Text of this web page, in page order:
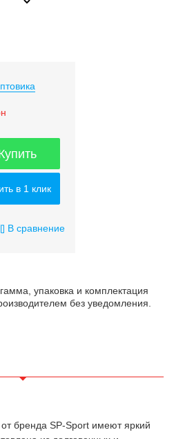
в 1 клик
В сравнение
упаковка и комплектация
без уведомления.
от бренда SP-Sport имеют яркий